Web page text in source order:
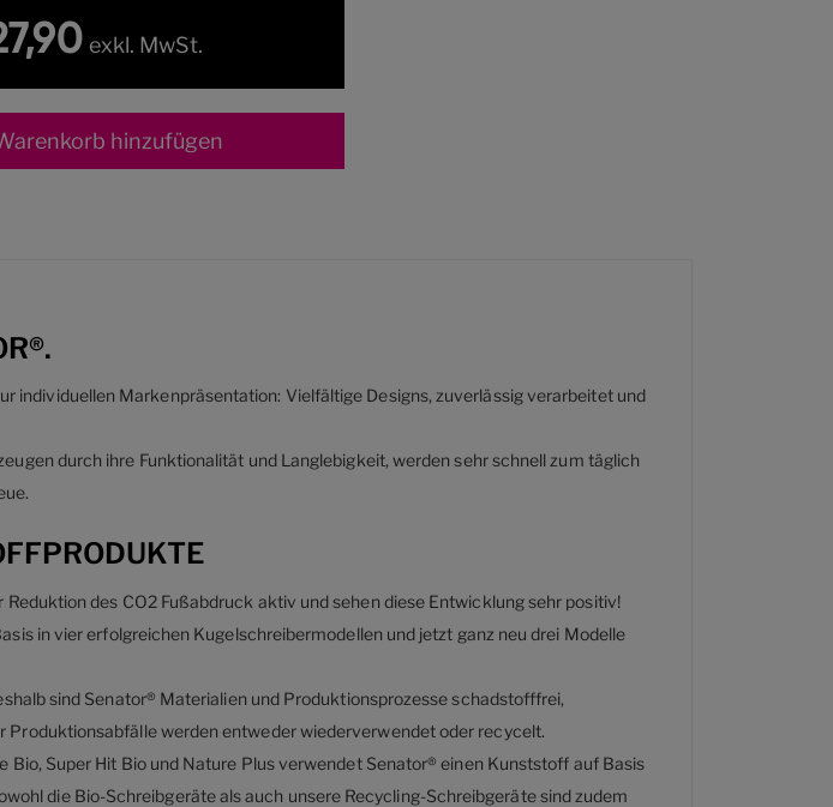
exkl. MwSt.
hinzufügen
individuellen Markenpräsentation: Vielfältige Designs, zuverlässig verarbeitet und
durch ihre Funktionalität und Langlebigkeit, werden sehr schnell zum täglich
des CO2 Fußabdruck aktiv und sehen diese Entwicklung sehr positiv!
in vier erfolgreichen Kugelschreibermodellen und jetzt ganz neu drei Modelle
sind Senator® Materialien und Produktionsprozesse schadstofffrei,
werden entweder wiederverwendet oder recycelt.
Super Hit Bio und Nature Plus verwendet Senator® einen Kunststoff auf Basis
die Bio-Schreibgeräte als auch unsere Recycling-Schreibgeräte sind zudem